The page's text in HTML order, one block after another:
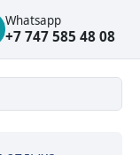
Whatsapp
+7 747 585 48 08